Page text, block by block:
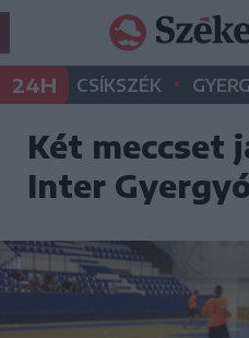
24H CSÍKSZÉK •
Két meccset
Inter